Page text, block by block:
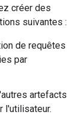
créer des
suivantes :
de requêtes
par
artefacts
l'utilisateur.